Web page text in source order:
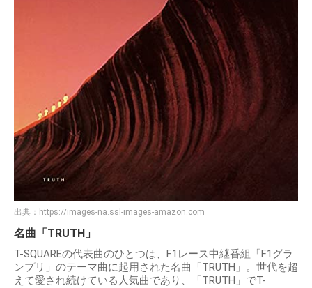
出典： https://images-na.ssl-images-amazon.com
名曲「TRUTH」
T-SQUAREの代表曲のひとつは、F1レース中継番組「F1グラ
ンプリ」のテーマ曲に起用された名曲「TRUTH」。世代を超
えて愛され続けている人気曲であり、「TRUTH」でT-